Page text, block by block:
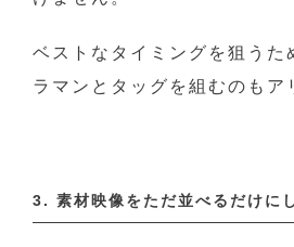
ベストなタイミングを狙うた
ラマンとタッグを組むのもア
3. 素材映像をただ並べるだけに